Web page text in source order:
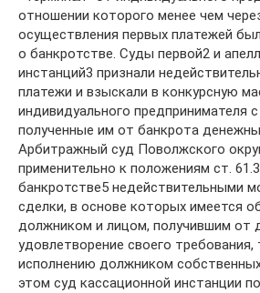
отношении которого менее чем
осуществления первых платежей
о банкротстве. Суды первой2 и
инстанций3 признали
платежи и взыскали в конкурсную
индивидуального предпринимателя
полученные им от банкрота
Арбитражный суд Поволжского
применительно к положениям ст.
банкротстве5 недействительными
сделки, в основе которых имеется
должником и лицом, получившим от
удовлетворение своего
исполнению должником
этом суд кассационной инстанции